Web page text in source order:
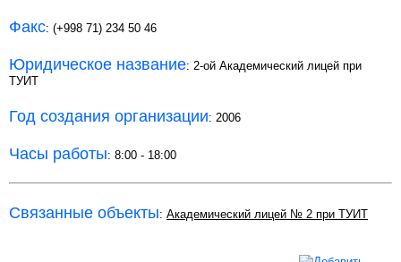
Факс: (+998 71) 234 50 46
Юридическое название: 2-ой Академический лицей при
ТУИТ
Год создания организации: 2006
Часы работы: 8:00 - 18:00
Связанные объекты: Академический лицей № 2 при ТУИТ